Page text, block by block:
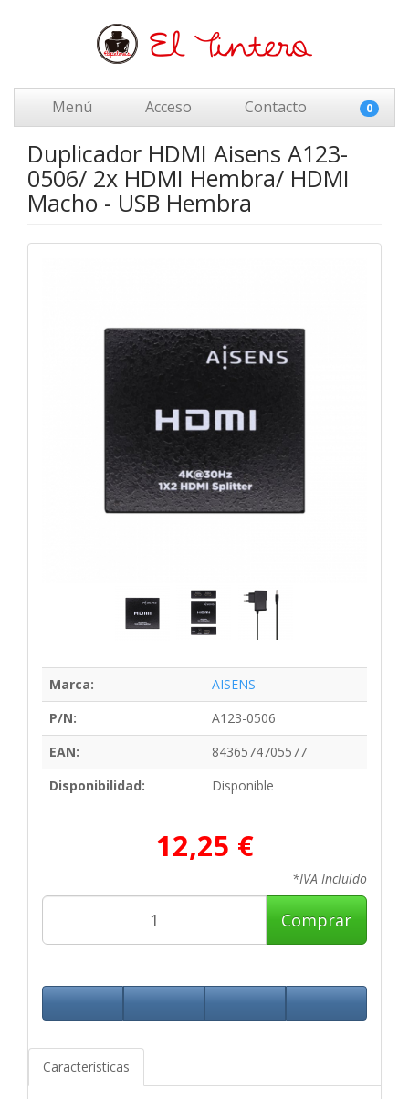
Menú Acceso Contacto 0
Duplicador HDMI Aisens A123-
0506/ 2x HDMI Hembra/ HDMI
Macho - USB Hembra
Marca:
AISENS
P/N:
A123-0506
EAN:
8436574705577
Disponibilidad:
Disponible
12,25 €
*IVA Incluido
Comprar
Características